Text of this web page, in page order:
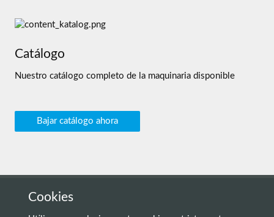
Catálogo
Nuestro catálogo completo de la maquinaria disponible
Bajar catálogo ahora
Cookies